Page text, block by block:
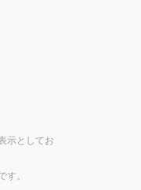
示としてお
す。